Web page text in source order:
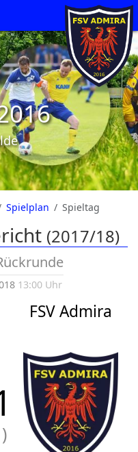
Spielplan Spieltag
(2017/18)
13:00 Uhr
FSV Admira